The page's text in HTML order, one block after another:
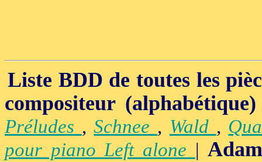
Liste BDD de toutes les
compositeur (alphabétique)
Préludes ,Schnee , Wald ,
pour piano Left alone |